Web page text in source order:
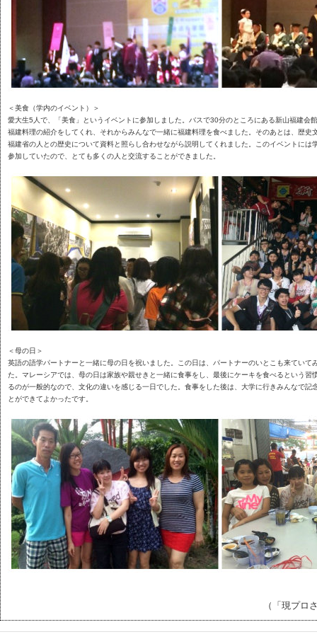
＜美食（学内のイベント）＞
愛大生5人で、「美食」というイベントに参加しました。バスで30分のところにある新山福建会
福建料理の紹介をしてくれ、それからみんなで一緒に福建料理を食べました。そのあとは、歴史
福建省の人との歴史について資料と照らし合わせながら説明してくれました。このイベントには
参加していたので、とても多くの人と交流することができました。
＜母の日＞
英語の語学パートナーと一緒に母の日を祝いました。この日は、パートナーのいとこも来ていて
た。マレーシアでは、母の日は家族や親せきと一緒に食事をし、最後にケーキを食べるという習
るのが一般的なので、文化の違いを感じる一日でした。食事をした後は、大学に行きみんなで記
とができてよかったです。
（「現プロ